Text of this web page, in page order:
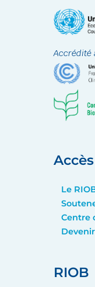
Accrédité
Le
Centre
RIOB